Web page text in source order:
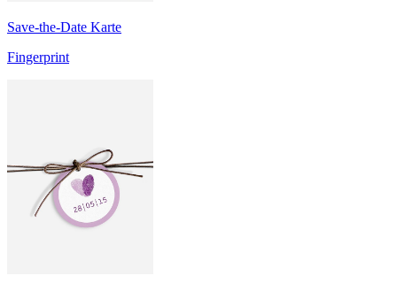
Save-the-Date Karte
Fingerprint